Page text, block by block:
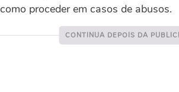
como proceder em casos de abusos.